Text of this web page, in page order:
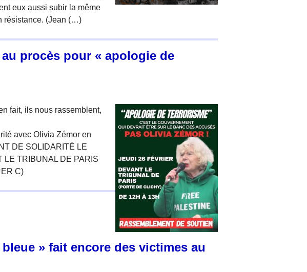
eux aussi subir la même
résistance. (Jean (…)
procès pour « apologie de
fait, ils nous rassemblent,
avec Olivia Zémor en
DE SOLIDARITÉ LE
LE TRIBUNAL DE PARIS
C)
» fait encore des victimes au